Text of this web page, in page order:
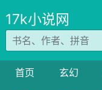
17k小说网
首页 玄幻